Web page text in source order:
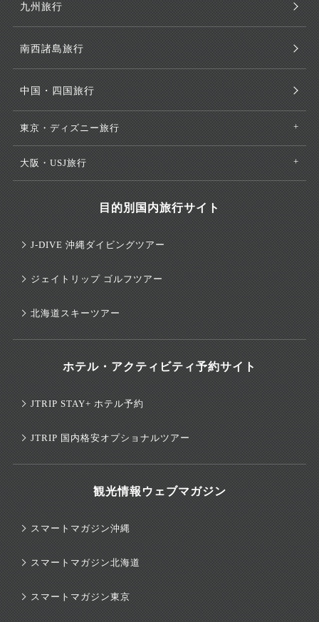
九州旅行
南西諸島旅行
中国・四国旅行
東京・ディズニー旅行
大阪・USJ旅行
目的別国内旅行サイト
J-DIVE 沖縄ダイビングツアー
ジェイトリップ ゴルフツアー
北海道スキーツアー
ホテル・アクティビティ予約サイト
JTRIP STAY+ ホテル予約
JTRIP 国内格安オプショナルツアー
観光情報ウェブマガジン
スマートマガジン沖縄
スマートマガジン北海道
スマートマガジン東京